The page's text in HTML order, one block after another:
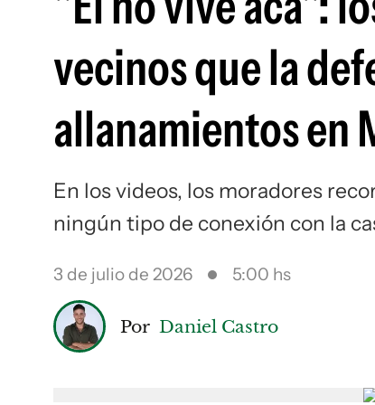
vecinos que la
allanamientos en
En los videos, los moradores
ningún tipo de conexión con la
3 de julio de 2026 5:00 hs
Por Daniel Castro